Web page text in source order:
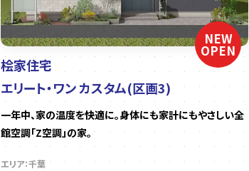
NEW
OPEN
桧家住宅
エリート・ワン カスタム(区画3)
一年中、家の温度を快適に。身体にも家計にもやさしい全
館空調「Z空調」の家。
エリア：千葉